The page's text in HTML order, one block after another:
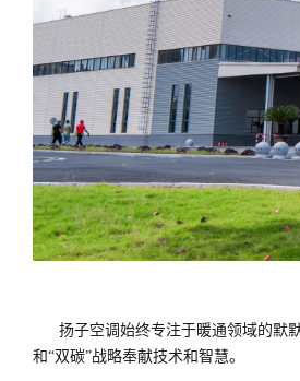
扬子空调始终专注于暖通领域的默默
和“双碳”战略奉献技术和智慧。